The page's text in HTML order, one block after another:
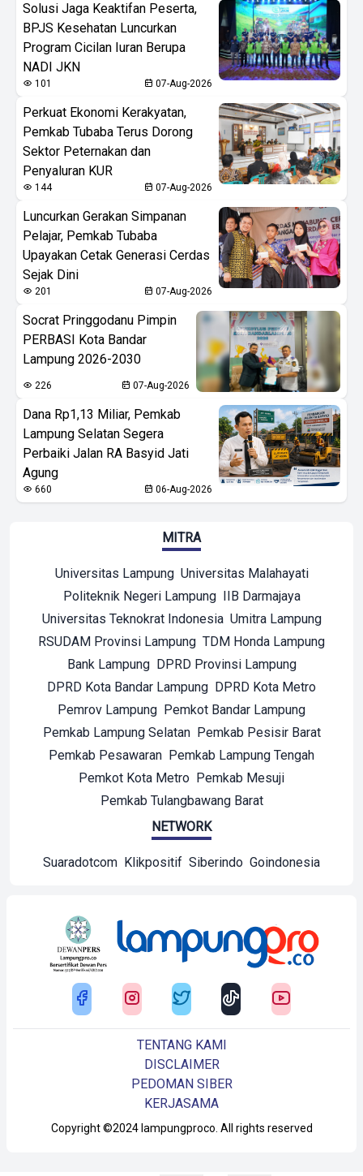
Solusi Jaga Keaktifan Peserta,
BPJS Kesehatan Luncurkan
Program Cicilan Iuran Berupa
NADI JKN
101 07-Aug-2026
Perkuat Ekonomi Kerakyatan,
Pemkab Tubaba Terus Dorong
Sektor Peternakan dan
Penyaluran KUR
144 07-Aug-2026
Luncurkan Gerakan Simpanan
Pelajar, Pemkab Tubaba
Upayakan Cetak Generasi Cerdas
Sejak Dini
201 07-Aug-2026
Socrat Pringgodanu Pimpin
PERBASI Kota Bandar
Lampung 2026-2030
226 07-Aug-2026
Dana Rp1,13 Miliar, Pemkab
Lampung Selatan Segera
Perbaiki Jalan RA Basyid Jati
Agung
660 06-Aug-2026
MITRA
Universitas Lampung Universitas Malahayati
Politeknik Negeri Lampung IIB Darmajaya
Universitas Teknokrat Indonesia Umitra Lampung
RSUDAM Provinsi Lampung TDM Honda Lampung
Bank Lampung DPRD Provinsi Lampung
DPRD Kota Bandar Lampung DPRD Kota Metro
Pemrov Lampung Pemkot Bandar Lampung
Pemkab Lampung Selatan Pemkab Pesisir Barat
Pemkab Pesawaran Pemkab Lampung Tengah
Pemkot Kota Metro Pemkab Mesuji
Pemkab Tulangbawang Barat
NETWORK
Suaradotcom Klikpositif Siberindo Goindonesia
Copyright ©2024 lampungproco. All rights reserved
TENTANG KAMI
DISCLAIMER
PEDOMAN SIBER
KERJASAMA